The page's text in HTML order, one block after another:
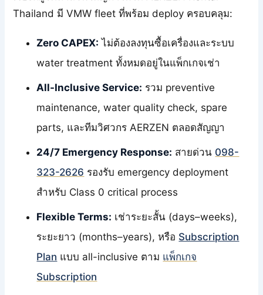
Thailand มี VMW fleet ที่พร้อม deploy ครอบคลุม:
Zero CAPEX: ไม่ต้องลงทุนซื้อเครื่องและระบบ
water treatment ทั้งหมดอยู่ในแพ็กเกจเช่า
All-Inclusive Service: รวม preventive
maintenance, water quality check, spare
parts, และทีมวิศวกร AERZEN ตลอดสัญญา
24/7 Emergency Response: สายด่วน 098-
323-2626 รองรับ emergency deployment
สำหรับ Class 0 critical process
Flexible Terms: เช่าระยะสั้น (days–weeks),
ระยะยาว (months–years), หรือ Subscription
Plan แบบ all-inclusive ตาม แพ็กเกจ
Subscription